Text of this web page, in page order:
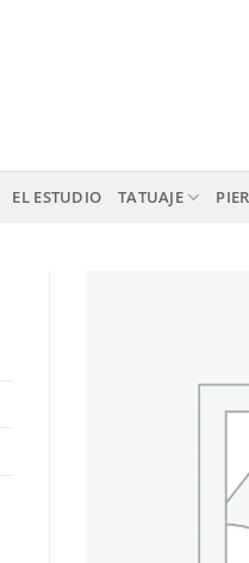
EL ESTUDIO TATUAJE